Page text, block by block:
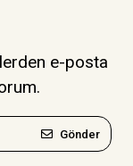
e-posta
Gönder